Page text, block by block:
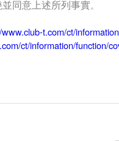
同意上述所列事實。
t.com/ct/
ct/information/function/